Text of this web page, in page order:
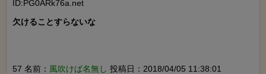
ID:PG0ARk76a.net
欠けることすらないな
57 名前： 風吹けば名無し 投稿日：2018/04/05 11:38:01